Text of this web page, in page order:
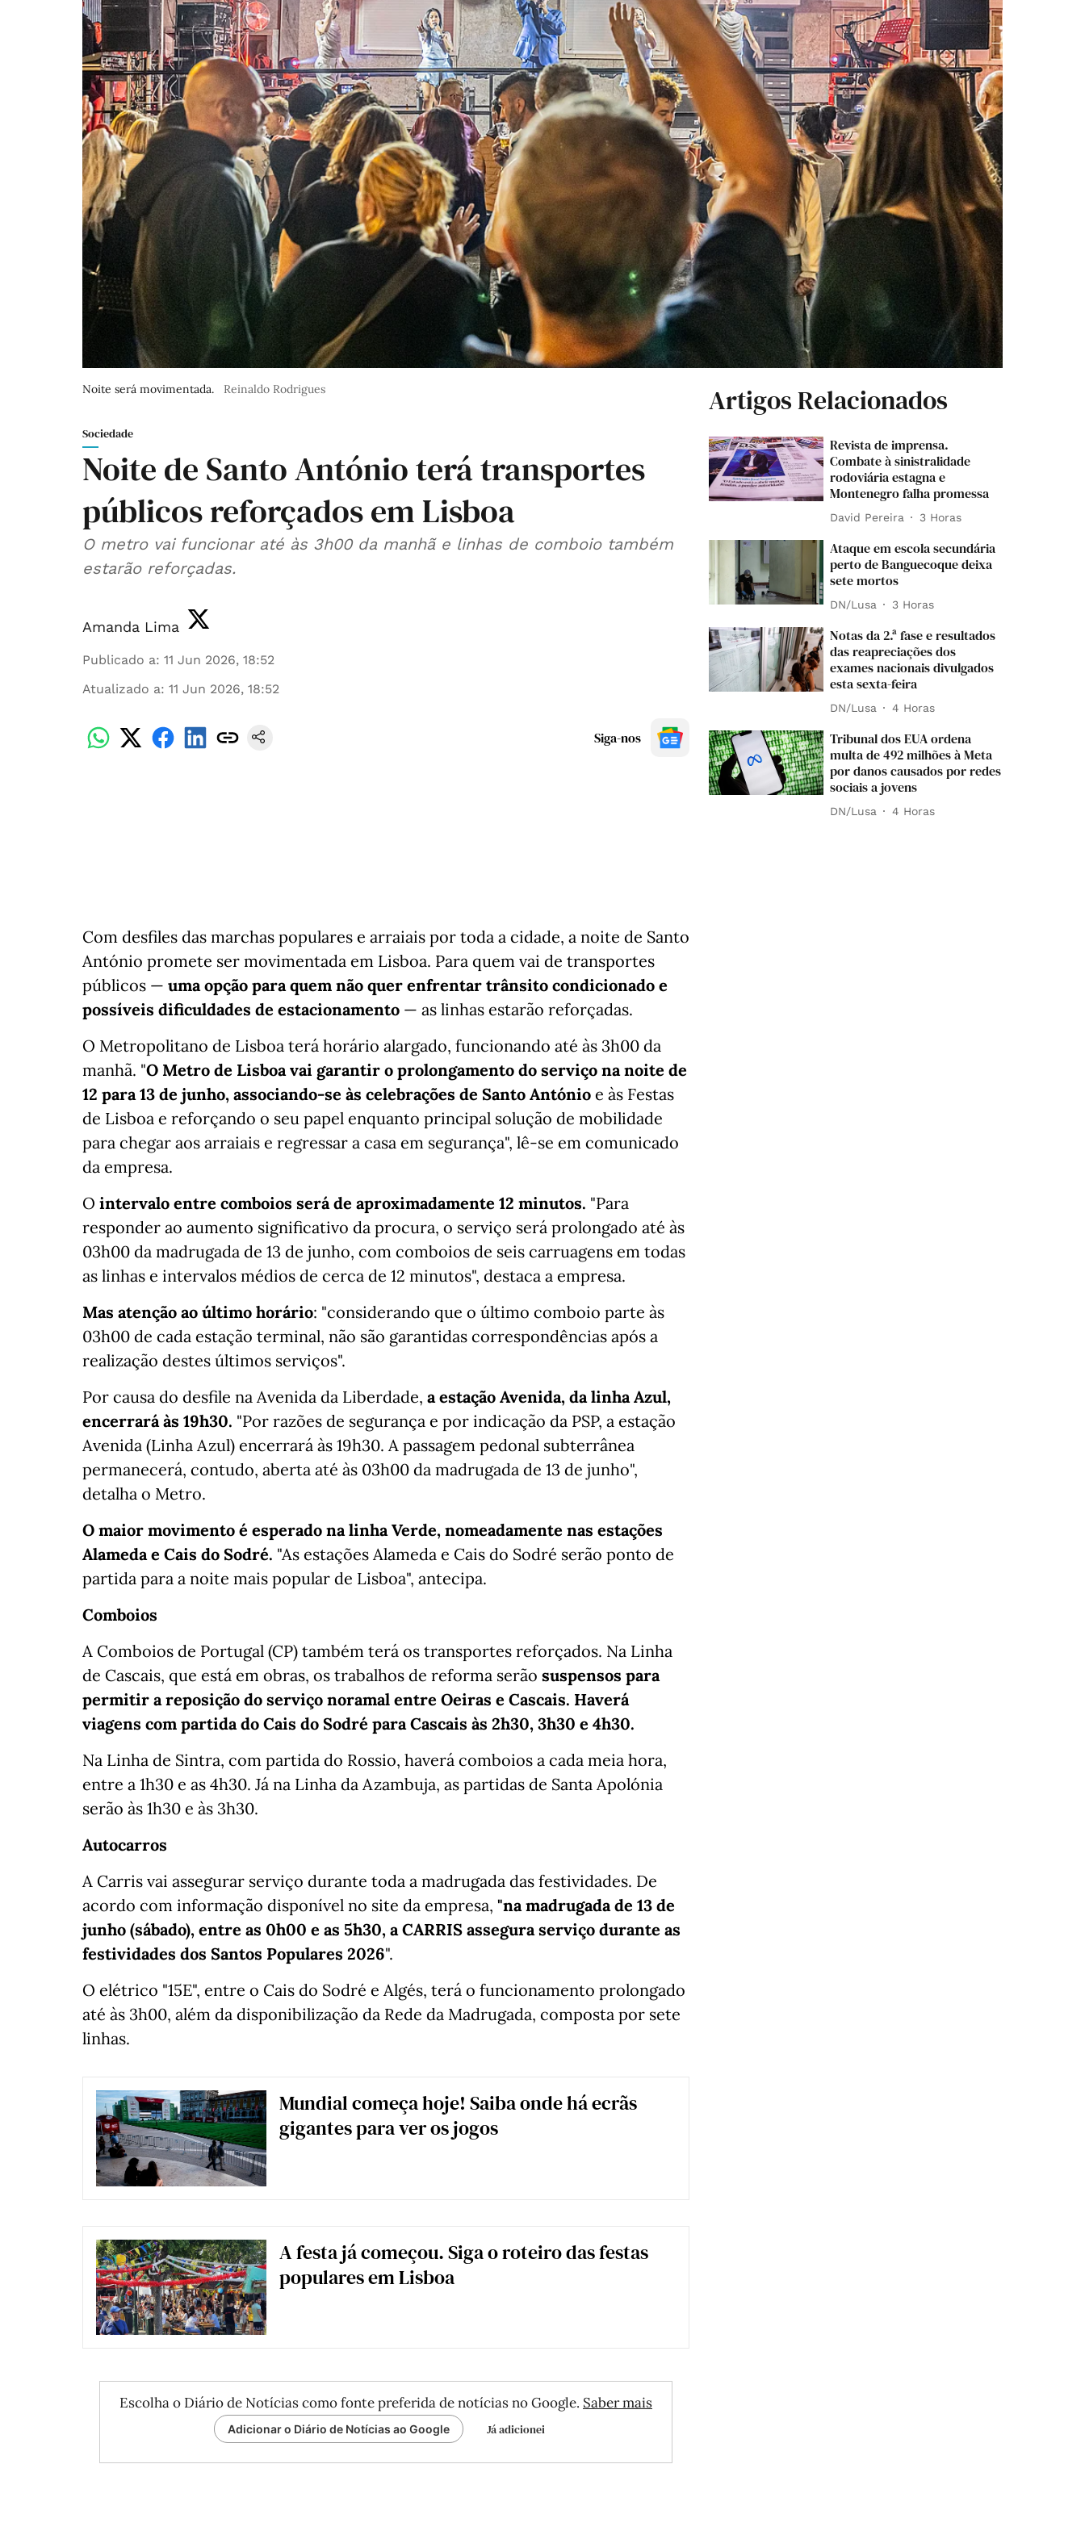
Noite será movimentada. Reinaldo Rodrigues
Sociedade
Noite de Santo António terá transportes
públicos reforçados em Lisboa
O metro vai funcionar até às 3h00 da manhã e linhas de comboio também
estarão reforçadas.
Amanda Lima
Publicado a: 11 Jun 2026, 18:52
Atualizado a: 11 Jun 2026, 18:52
Siga-nos
Com desfiles das marchas populares e arraiais por toda a cidade, a noite de Santo
António promete ser movimentada em Lisboa. Para quem vai de transportes
públicos — uma opção para quem não quer enfrentar trânsito condicionado e
possíveis dificuldades de estacionamento — as linhas estarão reforçadas.
O Metropolitano de Lisboa terá horário alargado, funcionando até às 3h00 da
manhã. "O Metro de Lisboa vai garantir o prolongamento do serviço na noite de
12 para 13 de junho, associando-se às celebrações de Santo António e às Festas
de Lisboa e reforçando o seu papel enquanto principal solução de mobilidade
para chegar aos arraiais e regressar a casa em segurança", lê-se em comunicado
da empresa.
O intervalo entre comboios será de aproximadamente 12 minutos. "Para
responder ao aumento significativo da procura, o serviço será prolongado até às
03h00 da madrugada de 13 de junho, com comboios de seis carruagens em todas
as linhas e intervalos médios de cerca de 12 minutos", destaca a empresa.
Mas atenção ao último horário: "considerando que o último comboio parte às
03h00 de cada estação terminal, não são garantidas correspondências após a
realização destes últimos serviços".
Por causa do desfile na Avenida da Liberdade, a estação Avenida, da linha Azul,
encerrará às 19h30. "Por razões de segurança e por indicação da PSP, a estação
Avenida (Linha Azul) encerrará às 19h30. A passagem pedonal subterrânea
permanecerá, contudo, aberta até às 03h00 da madrugada de 13 de junho",
detalha o Metro.
O maior movimento é esperado na linha Verde, nomeadamente nas estações
Alameda e Cais do Sodré. "As estações Alameda e Cais do Sodré serão ponto de
partida para a noite mais popular de Lisboa", antecipa.
Comboios
A Comboios de Portugal (CP) também terá os transportes reforçados. Na Linha
de Cascais, que está em obras, os trabalhos de reforma serão suspensos para
permitir a reposição do serviço noramal entre Oeiras e Cascais. Haverá
viagens com partida do Cais do Sodré para Cascais às 2h30, 3h30 e 4h30.
Na Linha de Sintra, com partida do Rossio, haverá comboios a cada meia hora,
entre a 1h30 e as 4h30. Já na Linha da Azambuja, as partidas de Santa Apolónia
serão às 1h30 e às 3h30.
Autocarros
A Carris vai assegurar serviço durante toda a madrugada das festividades. De
acordo com informação disponível no site da empresa, "na madrugada de 13 de
junho (sábado), entre as 0h00 e as 5h30, a CARRIS assegura serviço durante as
festividades dos Santos Populares 2026".
O elétrico "15E", entre o Cais do Sodré e Algés, terá o funcionamento prolongado
até às 3h00, além da disponibilização da Rede da Madrugada, composta por sete
linhas.
Mundial começa hoje! Saiba onde há ecrãs
gigantes para ver os jogos
A festa já começou. Siga o roteiro das festas
populares em Lisboa
Escolha o Diário de Notícias como fonte preferida de notícias no Google. Saber mais
Adicionar o Diário de Notícias ao Google Já adicionei
Artigos Relacionados
Revista de imprensa.
Combate à sinistralidade
rodoviária estagna e
Montenegro falha promessa
David Pereira 3 Horas
Ataque em escola secundária
perto de Banguecoque deixa
sete mortos
DN/Lusa 3 Horas
Notas da 2.ª fase e resultados
das reapreciações dos
exames nacionais divulgados
esta sexta-feira
DN/Lusa 4 Horas
Tribunal dos EUA ordena
multa de 492 milhões à Meta
por danos causados por redes
sociais a jovens
DN/Lusa 4 Horas